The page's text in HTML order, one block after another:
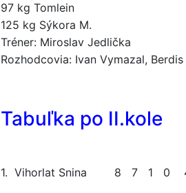
97 kg Tomlein
125 kg Sýkora M.
Tréner: Miroslav Jedlička
Rozhodcovia: Ivan Vymazal, Berdis
Tabuľka po II.kole
1. Vihorlat